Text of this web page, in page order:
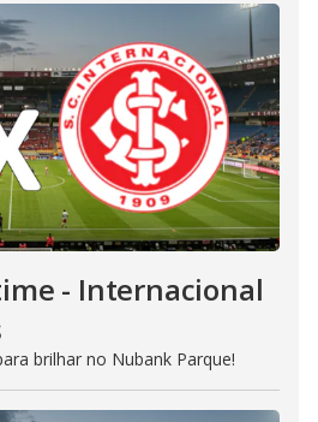
- Internacional
brilhar no Nubank Parque!